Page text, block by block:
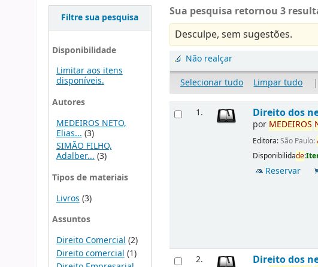
Filtre sua pesquisa
Disponibilidade
Limitar aos itens
disponíveis.
Autores
MEDEIROS NETO,
Elias... (3)
SIMÃO FILHO,
Adalber...(3)
Tipos de materiais
Livros (3)
Assuntos
Direito Comercial (2)
Direito comercial (1)
Sua pesquisa retornou 3
Desculpe, sem sugestões.
Não realçar
Selecionar tudo
Limpar tudo |
1. Direito dos
por MEDEIROS
Editora:São Paulo:
Disponibilidade:
Reservar
2. Direito dos